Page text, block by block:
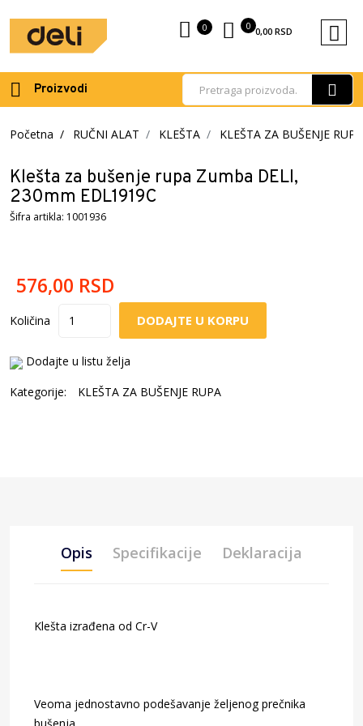
Proizvodi
0 0,00 RSD
0
Početna RUČNI ALAT KLEŠTA KLEŠTA ZA BUŠENJE RUPA
Klešta za bušenje rupa Zumba DELI,
230mm EDL1919C
Šifra artikla: 1001936
576,00 RSD
Količina DODAJTE U KORPU
Dodajte u listu želja
Kategorije:
KLEŠTA ZA BUŠENJE RUPA
Opis Specifikacije Deklaracija
Klešta izrađena od Cr-V
Veoma jednostavno podešavanje željenog prečnika